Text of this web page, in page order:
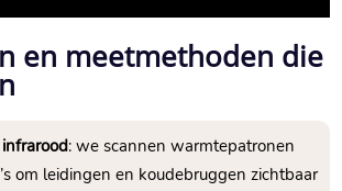
en meetmethoden die
: we scannen warmtepatronen
om leidingen en koudebruggen zichtbaar